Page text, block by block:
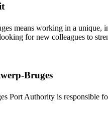
means working in a unique,
for new colleagues to
Bruges
Port Authority is responsible